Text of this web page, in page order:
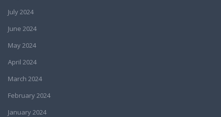
July 2024
June 2024
May 2024
April 2024
March 2024
February 2024
January 2024